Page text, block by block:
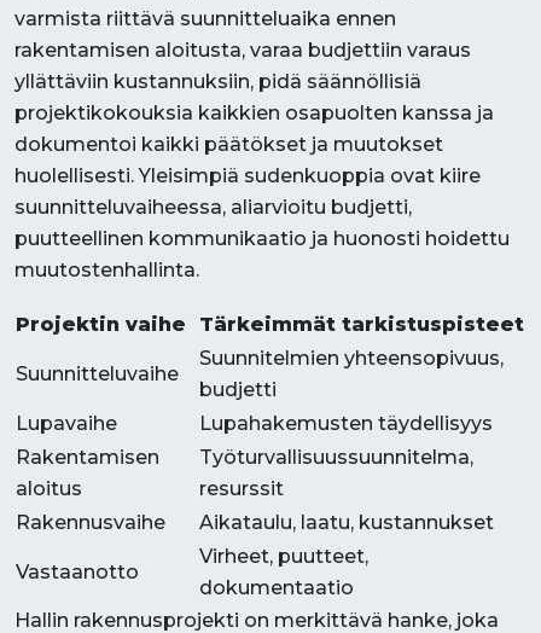
varmista riittävä suunnitteluaika ennen
rakentamisen aloitusta, varaa budjettiin varaus
yllättäviin kustannuksiin, pidä säännöllisiä
projektikokouksia kaikkien osapuolten kanssa ja
dokumentoi kaikki päätökset ja muutokset
huolellisesti. Yleisimpiä sudenkuoppia ovat kiire
suunnitteluvaiheessa, aliarvioitu budjetti,
puutteellinen kommunikaatio ja huonosti hoidettu
muutostenhallinta.
Projektin vaihe Tärkeimmät tarkistuspisteet
Suunnitteluvaihe
Suunnitelmien yhteensopivuus,
budjetti
Lupavaihe
Lupahakemusten täydellisyys
Rakentamisen
aloitus
Työturvallisuussuunnitelma,
resurssit
Rakennusvaihe
Aikataulu, laatu, kustannukset
Vastaanotto
Virheet, puutteet,
dokumentaatio
Hallin rakennusprojekti on merkittävä hanke, joka